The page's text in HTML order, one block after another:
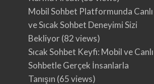
Mobil Sohbet Platformunda Canlı
ve Sıcak Sohbet Deneyimi Sizi
Bekliyor(82 views)
Sıcak Sohbet Keyfi: Mobil ve Canlı
Sohbetle Gerçek İnsanlarla
Tanışın (65 views)